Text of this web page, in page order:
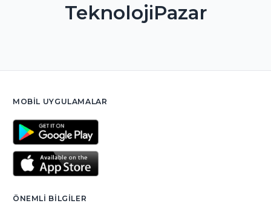
TeknolojiPazar
MOBIL UYGULAMALAR
ÖNEMLI BILGILER